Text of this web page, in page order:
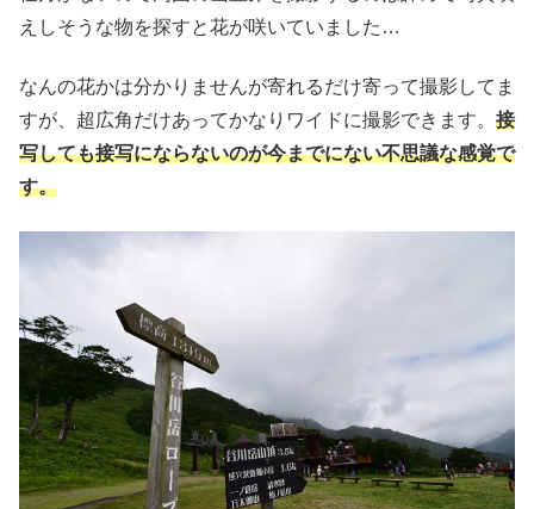
えしそうな物を探すと花が咲いていました…
なんの花かは分かりませんが寄れるだけ寄って撮影してま
すが、超広角だけあってかなりワイドに撮影できます。 接
写しても接写にならないのが今までにない不思議な感覚で
す。